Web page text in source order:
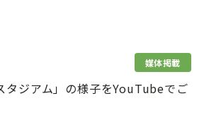
媒体掲載
タジアム」の様子をYouTubeでご